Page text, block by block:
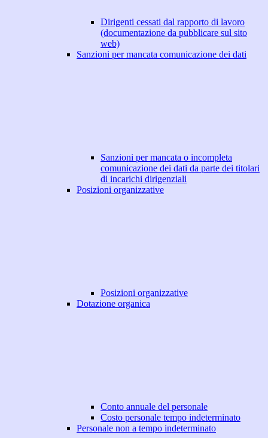
Dirigenti cessati dal rapporto di lavoro
(documentazione da pubblicare sul sito
web)
Sanzioni per mancata comunicazione dei dati
Sanzioni per mancata o incompleta
comunicazione dei dati da parte dei titolari
di incarichi dirigenziali
Posizioni organizzative
Posizioni organizzative
Dotazione organica
Conto annuale del personale
Costo personale tempo indeterminato
Personale non a tempo indeterminato